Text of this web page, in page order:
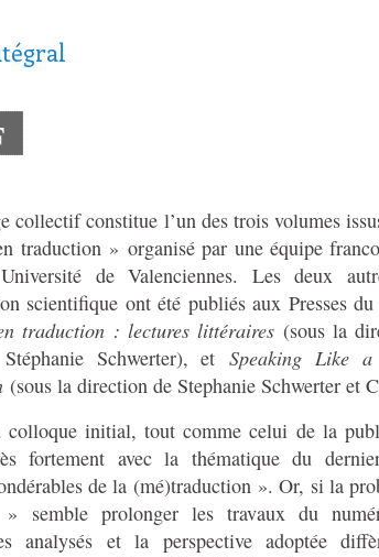
collectif constitue l’un des trois volumes
traduction » organisé par une équipe
de Valenciennes. Les deux
scientifique ont été publiés aux Presses
traduction : lectures littéraires (sous la
Schwerter), etSpeaking Like
(sous la direction de Stephanie Schwerter et
initial, tout comme celui de la
fortement avec la thématique du
de la (mé)traduction ». Or, si la
» semble prolonger les travaux du
analysés et la perspective adoptée